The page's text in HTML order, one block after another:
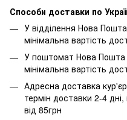
Способи доставки по
У відділення Нова
мінімальна вартість
У поштомат Нова Пошта
мінімальна вартість
Адресна доставка
термін доставки 2-4
від 85грн